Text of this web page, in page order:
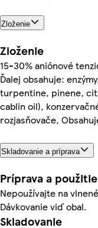
Zloženie
Zloženie
15-30% aniónové
Ďalej obsahuje:
turpentine, pinene,
cablin oil),
rozjasňovače,
Skladovanie a príprava
Príprava a použitie
Nepoužívajte na
Dávkovanie viď obal.
Skladovanie